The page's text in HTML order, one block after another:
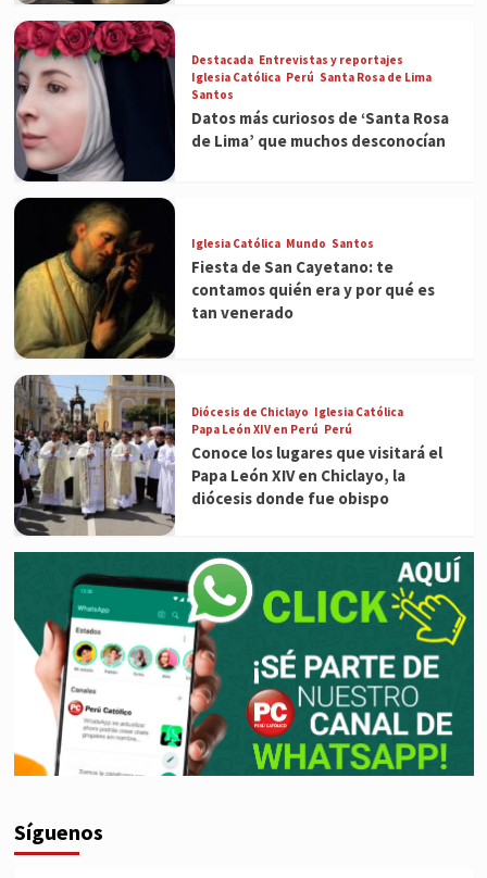
Destacada Entrevistas y reportajes
Iglesia Católica Perú Santa Rosa de Lima
Santos
Datos más curiosos de ‘Santa Rosa
de Lima’ que muchos desconocían
Iglesia Católica Mundo Santos
Fiesta de San Cayetano: te
contamos quién era y por qué es
tan venerado
Diócesis de Chiclayo Iglesia Católica
Papa León XIV en Perú Perú
Conoce los lugares que visitará el
Papa León XIV en Chiclayo, la
diócesis donde fue obispo
Síguenos